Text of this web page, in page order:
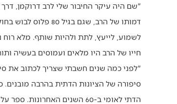
"שם היה עיקר החיבור שלי לרב דרוקמן,
לשמוע, לייעץ, לתת ולהיות שותף. מלא רוח
חייו של הרב היו מלאים ועמוסים בעשיה
"לפני כמה שנים חשבתי שצריך לכתוב את
סיפורה של הציונות הדתית בהרבה
הדתי לאומי ב-60 השנים האחרונות. ספר על חייו של הרב דרוקמן הוא רווח ציבורי, ניתן ללמוד על הציבור הדתי לאומי דרך הסיפור שלו".